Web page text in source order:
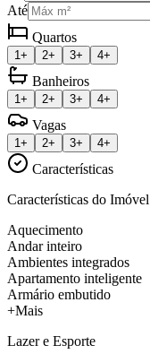
Até
Quartos
1+ 2+ 3+ 4+
Banheiros
1+ 2+ 3+ 4+
Vagas
1+ 2+ 3+ 4+
Características
Características do Imóvel
Aquecimento
Andar inteiro
Ambientes integrados
Apartamento inteligente
Armário embutido
+Mais
Lazer e Esporte